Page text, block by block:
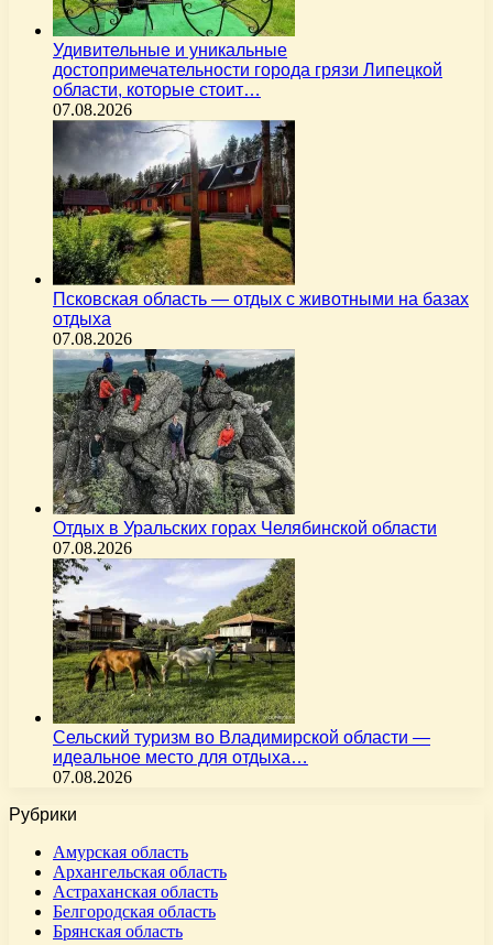
Удивительные и уникальные
достопримечательности города грязи Липецкой
области, которые стоит…
07.08.2026
Псковская область — отдых с животными на базах
отдыха
07.08.2026
Отдых в Уральских горах Челябинской области
07.08.2026
Сельский туризм во Владимирской области —
идеальное место для отдыха…
07.08.2026
Рубрики
Амурская область
Архангельская область
Астраханская область
Белгородская область
Брянская область